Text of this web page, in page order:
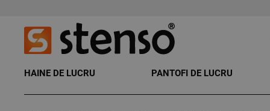
HAINE DE LUCRU PANTOFI DE LUCRU